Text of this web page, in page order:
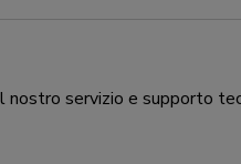
servizio e supporto